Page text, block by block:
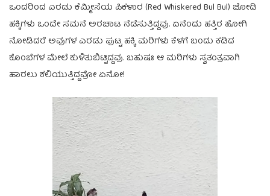
ಒಂದರಿಂದ ಎರಡು ಕೆಮ್ಮೀಸೆಯ ಪಿಕಳಾರ (Red Whiskered Bul Bul) ಜೋಡಿ
ಹಕ್ಕಿಗಳು ಒಂದೇ ಸಮನೆ ಅರಚಾಟ ನೆಡೆಸುತ್ತಿದ್ದವು. ಏನೆಂದು ಹತ್ತಿರ ಹೋಗಿ
ನೋಡಿದರೆ ಅವುಗಳ ಎರಡು ಪುಟ್ಟ ಹಕ್ಕಿ ಮರಿಗಳು ಕೆಳಗೆ ಬಂದು ಕಡಿದ
ಕೊಂಬೆಗಳ ಮೇಲೆ ಕುಳಿತುಬಿಟ್ಟಿದ್ದವು. ಬಹುಷಃ ಆ ಮರಿಗಳು ಸ್ವತಂತ್ರವಾಗಿ
ಹಾರಲು ಕಲಿಯುತ್ತಿದ್ದವೋ ಏನೋ!